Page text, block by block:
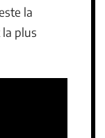
la
plus